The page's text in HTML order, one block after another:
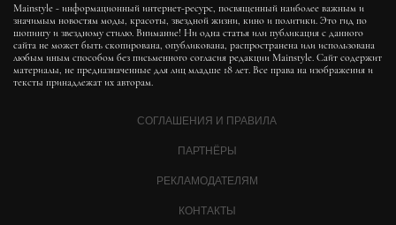
Mainstyle - информационный интернет-ресурс, посвященный наиболее важным и
значимым новостям моды, красоты, звездной жизни, кино и политики. Это гид по
шопингу и звездному стилю. Внимание! Ни одна статья или публикация с данного
сайта не может быть скопирована, опубликована, распространена или использована
любым иным способом без письменного согласия редакции Mainstyle. Сайт содержит
материалы, не предназначенные для лиц младше 18 лет. Все права на изображения и
тексты принадлежат их авторам.
СОГЛАШЕНИЯ И ПРАВИЛА
ПАРТНЁРЫ
РЕКЛАМОДАТЕЛЯМ
КОНТАКТЫ